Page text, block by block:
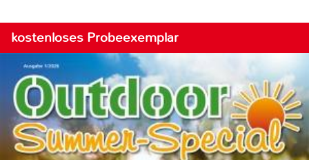
kostenloses Probeexemplar